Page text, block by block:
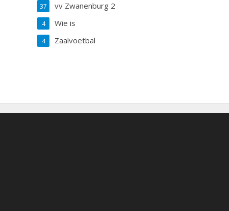
vv Zwanenburg 2
37
Wie is
4
Zaalvoetbal
4